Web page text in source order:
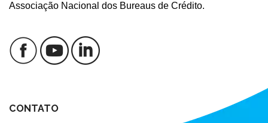
Associação Nacional dos Bureaus de Crédito.
CONTATO